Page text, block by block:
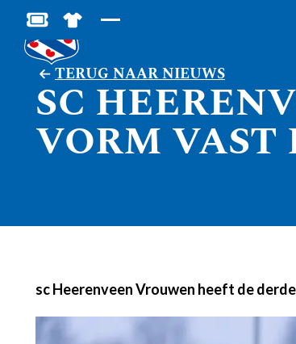
BESTEL JOUW TICKETS
SHOP IN DE FEANSTORE
TERUG NAAR NIEUWS
SC
VORM VAST
sc Heerenveen Vrouwen heeft de